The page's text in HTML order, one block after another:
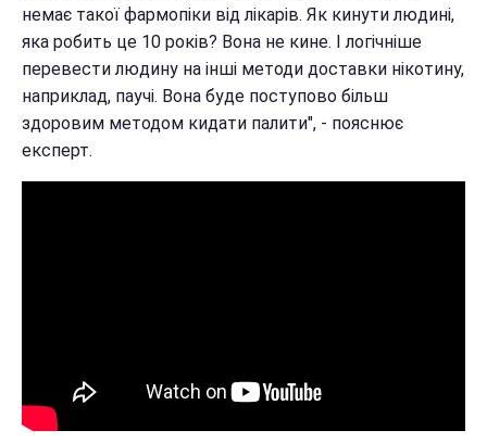
немає такої фармопіки від лікарів. Як кинути людині,
яка робить це 10 років? Вона не кине. І логічніше
перевести людину на інші методи доставки нікотину,
наприклад, паучі. Вона буде поступово більш
здоровим методом кидати палити", - пояснює
експерт.